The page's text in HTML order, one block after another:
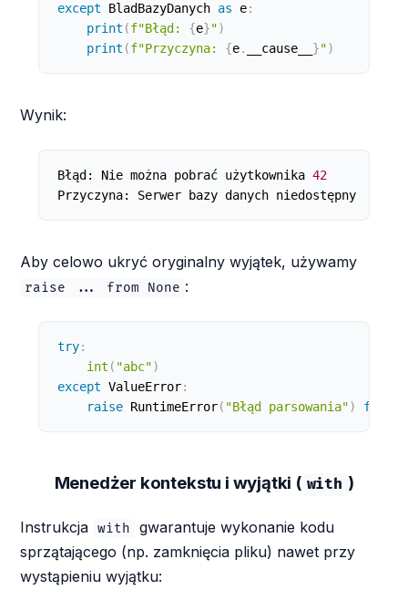
except BladBazyDanych as e:
print (f"Błąd: {e}")
print (f"Przyczyna: {e. __cause__ }")
Wynik:
Błąd: Nie można pobrać użytkownika 42
Przyczyna: Serwer bazy danych niedostępny
Aby celowo ukryć oryginalny wyjątek, używamy
raise ... from None :
try:
int ( "abc")
except ValueError:
raise RuntimeError( "Błąd parsowania") from
Menedżer kontekstu i wyjątki ( with )
Instrukcja with
gwarantuje wykonanie kodu
sprzątającego (np. zamknięcia pliku) nawet przy
wystąpieniu wyjątku: